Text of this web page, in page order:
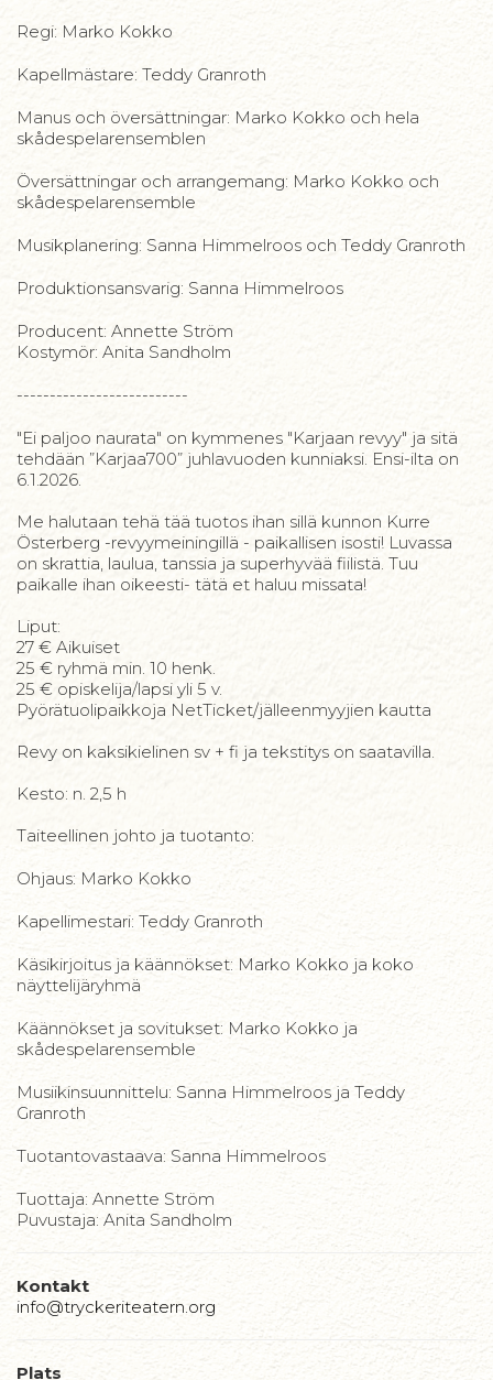
Regi: Marko Kokko
Kapellmästare: Teddy Granroth
Manus och översättningar: Marko Kokko och hela
skådespelarensemblen
Översättningar och arrangemang: Marko Kokko och
skådespelarensemble
Musikplanering: Sanna Himmelroos och Teddy Granroth
Produktionsansvarig: Sanna Himmelroos
Producent: Annette Ström
Kostymör: Anita Sandholm
--------------------------
"Ei paljoo naurata" on kymmenes "Karjaan revyy" ja sitä
tehdään ”Karjaa700” juhlavuoden kunniaksi. Ensi-ilta on
6.1.2026.
Me halutaan tehä tää tuotos ihan sillä kunnon Kurre
Österberg -revyymeiningillä - paikallisen isosti! Luvassa
on skrattia, laulua, tanssia ja superhyvää fiilistä. Tuu
paikalle ihan oikeesti- tätä et haluu missata!
Liput:
27 € Aikuiset
25 € ryhmä min. 10 henk.
25 € opiskelija/lapsi yli 5 v.
Pyörätuolipaikkoja NetTicket/jälleenmyyjien kautta
Revy on kaksikielinen sv + fi ja tekstitys on saatavilla.
Kesto: n. 2,5 h
Taiteellinen johto ja tuotanto:
Ohjaus: Marko Kokko
Kapellimestari: Teddy Granroth
Käsikirjoitus ja käännökset: Marko Kokko ja koko
näyttelijäryhmä
Käännökset ja sovitukset: Marko Kokko ja
skådespelarensemble
Musiikinsuunnittelu: Sanna Himmelroos ja Teddy
Granroth
Tuotantovastaava: Sanna Himmelroos
Tuottaja: Annette Ström
Puvustaja: Anita Sandholm
Kontakt
info@tryckeriteatern.org
Plats